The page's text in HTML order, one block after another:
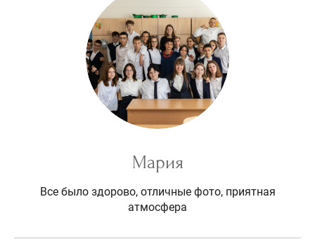
Мария
Все было здорово, отличные фото, приятная
атмосфера